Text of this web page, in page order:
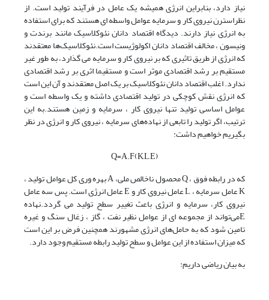
نیاز دارد، بنابراین انرژی همیشه یک عامل در فرآیند تولید است. از
نظراسترن نیروی کار و سرمایه عوامل واسطه ای هستند که برای استفاده
به انرژی نیاز دارند. دیدگاه اقتصاد دانان نئوکلاسیک مانند برندت و
ونیسون ، مخالف اقتصاد دانان اکولوژیست است.نئوکلاسیک‌ها معتقدند
که انرژی از طریق تاثیری که بر نیروی کار و سرمایه می گذارد، به طور غیر
مستقیم بر رشد اقتصادی موثر است و مستقیما اثری بر رشد اقتصادی
ندارد. اغلب اقتصاد دانان نئوکلاسیک بر یک اصل معتقدند و آن این است
که انرژی نقش کوچکی در تولید اقتصادی داشته و یک واسطه است و
عوامل اساسی تولید تنها نیروی کار ، سرمایه و زمین هستند.به این
ترتیب، اگر تولید را تابعی از نهاده‌های سرمایه ، نیروی کار و انرژی در نظر
بگیریم خواهیم داشت:
Q=A.F(K,L,E)
که در رابطه فوق ، Q محصول ناخالص ملی، A بهره وری کل عوامل تولید ،
K عامل سرمایه ، L عامل نیروی کار و E عامل انرژی است. پس سه عامل
نیروی کار، سرمایه و انرژی باعث تغییر سطح تولید می گردد.نهاده
Eمی‌تواند از مجموعه ای از عوامل نظیر نفت ، گاز ، زغال سنگ و غیره
تامین شود که به حامل‌های انرژی مشهورند همچنین فرض بر این است
که میزان استفاده از این عوامل و سطح تولید رابطه مستقیم وجود دارد.
به بیان ریاضی داریم: